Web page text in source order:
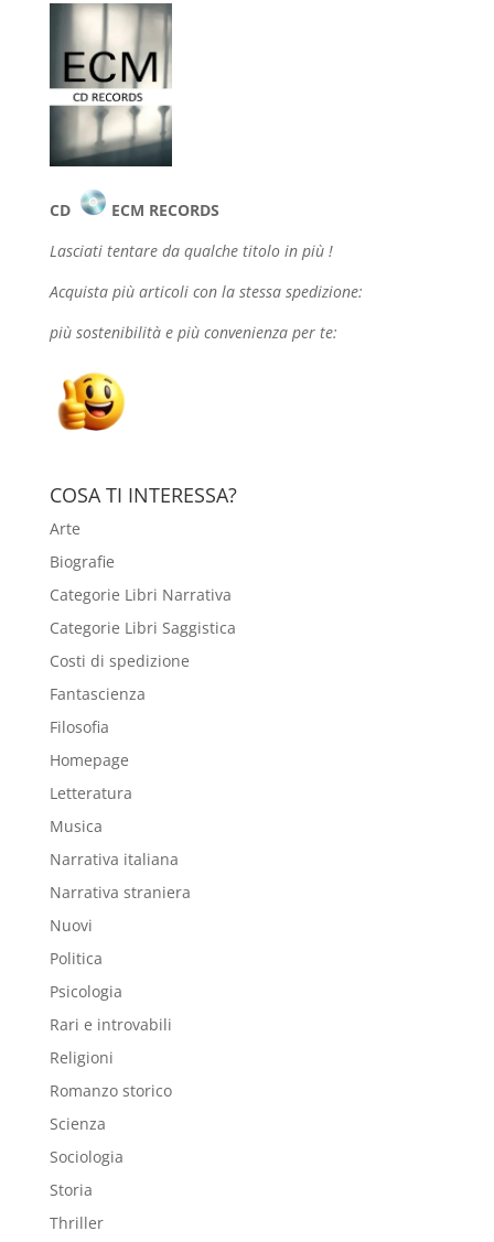
CD
ECM RECORDS
Lasciati tentare da qualche titolo in più !
Acquista più articoli con la stessa spedizione:
più sostenibilità e più convenienza per te:
COSA TI INTERESSA?
Arte
Biografie
Categorie Libri Narrativa
Categorie Libri Saggistica
Costi di spedizione
Fantascienza
Filosofia
Homepage
Letteratura
Musica
Narrativa italiana
Narrativa straniera
Nuovi
Politica
Psicologia
Rari e introvabili
Religioni
Romanzo storico
Scienza
Sociologia
Storia
Thriller